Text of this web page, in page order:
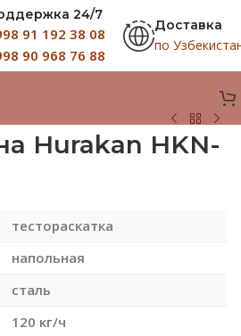
24/7
91 192 38 08
90 968 76 88
Доставка
по
Hurakan HKN-
тестораскатка
напольная
сталь
120 кг/ч